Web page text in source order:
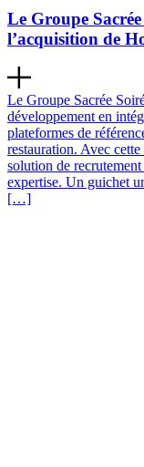
Le Groupe
l’acquisition de
Le Groupe Sacrée
développement en
plateformes de
restauration. Avec
solution de
expertise. Un guichet
[…]